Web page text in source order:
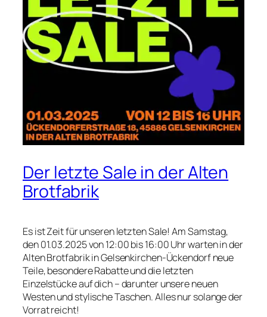
Der letzte Sale in der Alten
Brotfabrik
Es ist Zeit für unseren letzten Sale! Am Samstag,
den 01.03.2025 von 12:00 bis 16:00 Uhr warten in der
Alten Brotfabrik in Gelsenkirchen-Ückendorf neue
Teile, besondere Rabatte und die letzten
Einzelstücke auf dich – darunter unsere neuen
Westen und stylische Taschen. Alles nur solange der
Vorrat reicht!